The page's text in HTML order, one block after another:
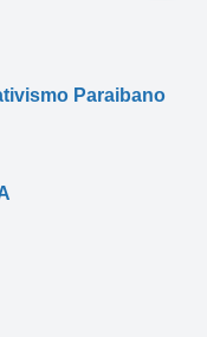
Paraibano